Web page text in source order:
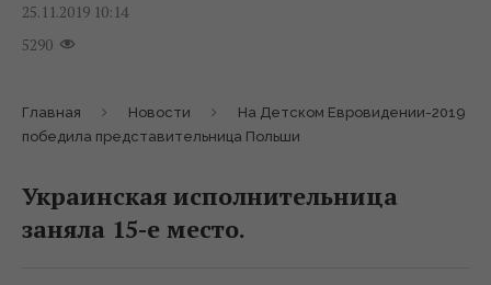
25.11.2019 10:14
5290
Главная Новости
На Детском Евровидении-2019
победила представительница Польши
Украинская исполнительница
заняла 15-е место.